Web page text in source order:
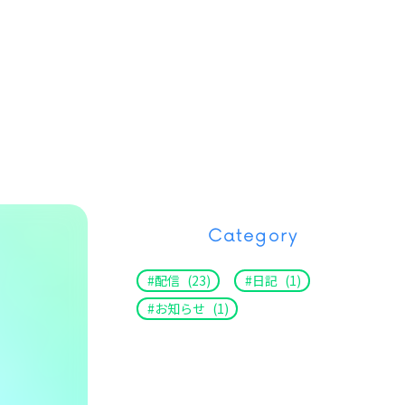
Category
配信 (23) 日記 (1)
お知らせ (1)